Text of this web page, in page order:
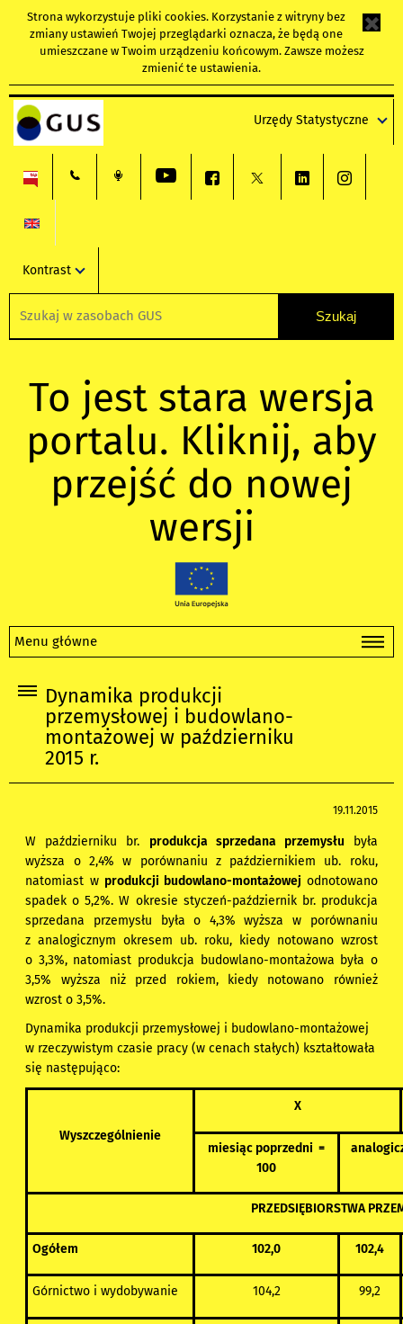
Strona wykorzystuje pliki cookies. Korzystanie z witryny bez
zmiany ustawień Twojej przeglądarki oznacza, że będą one
umieszczane w Twoim urządzeniu końcowym. Zawsze możesz
zmienić te ustawienia.
Urzędy Statystyczne
Kontrast
To jest stara wersja
portalu. Kliknij, aby
przejść do nowej
wersji
Menu główne
Dynamika produkcji
przemysłowej i budowlano-
montażowej w październiku
2015 r.
19.11.2015
W październiku br. produkcja sprzedana przemysłu była
wyższa o 2,4% w porównaniu z październikiem ub. roku,
natomiast w produkcji budowlano-montażowej odnotowano
spadek o 5,2%. W okresie styczeń-październik br. produkcja
sprzedana przemysłu była o 4,3% wyższa w porównaniu
z analogicznym okresem ub. roku, kiedy notowano wzrost
o 3,3%, natomiast produkcja budowlano-montażowa była o
3,5% wyższa niż przed rokiem, kiedy notowano również
wzrost o 3,5%.
Dynamika produkcji przemysłowej i budowlano-montażowej
w rzeczywistym czasie pracy (w cenach stałych) kształtowała
się następująco:
Wyszczególnienie
X
miesiąc poprzedni =
100
PRZEDSIĘBIORSTWA
Ogółem 102,0 102,4
Górnictwo i wydobywanie 104,2 99,2